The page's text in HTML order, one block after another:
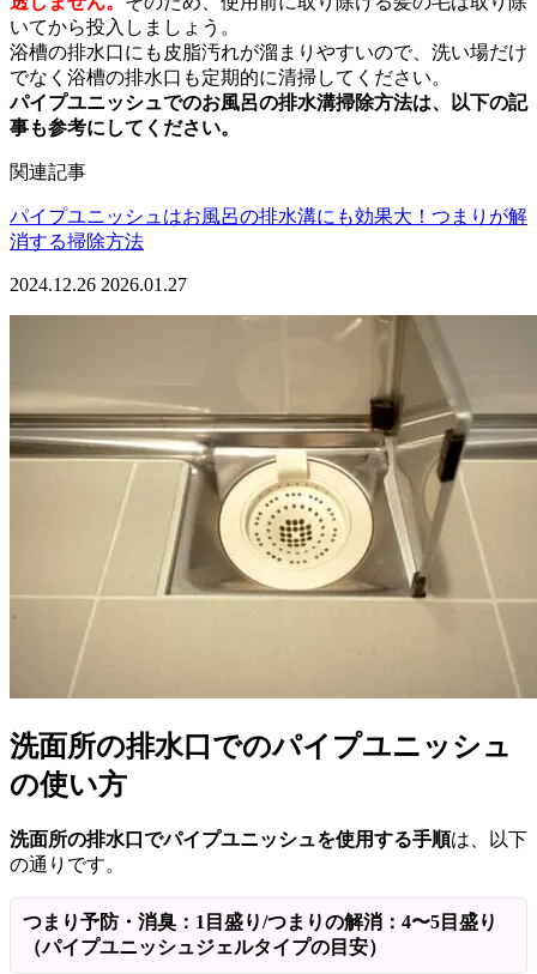
いてから投入しましょう。
浴槽の排水口にも皮脂汚れが溜まりやすいので、洗い場だけ
でなく浴槽の排水口も定期的に清掃してください。
パイプユニッシュでのお風呂の排水溝掃除方法は、以下の記
事も参考にしてください。
関連記事
パイプユニッシュはお風呂の排水溝にも効果大！つまりが解
消する掃除方法
2024.12.26 2026.01.27
洗面所の排水口でのパイプユニッシュ
の使い方
洗面所の排水口でパイプユニッシュを使用する手順は、以下
の通りです。
つまり予防・消臭：1目盛り/つまりの解消：4〜5目盛り
（パイプユニッシュジェルタイプの目安）